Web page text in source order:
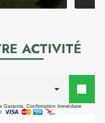
ACTIVITÉ
Garantis, Confirmation Immédiate